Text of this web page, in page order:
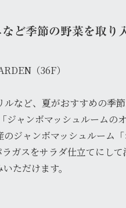
ど季節の野菜を取
（36F）
など、夏がおすすめの季
ャンボマッシュルームの
ジャンボマッシュルーム
ガスをサラダ仕立てにし
ただけます。